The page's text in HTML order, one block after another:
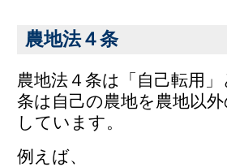
農地法４条
農地法４条は「自己転用
条は自己の農地を農地以
しています。
例えば、